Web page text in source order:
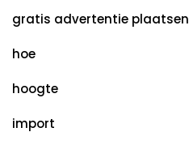
gratis advertentie plaatsen
hoe
hoogte
import